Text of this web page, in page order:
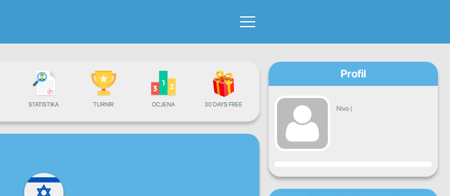
STATISTIKA TURNIR OCJENA 30 DAYS FREE
Profil
Nivo |